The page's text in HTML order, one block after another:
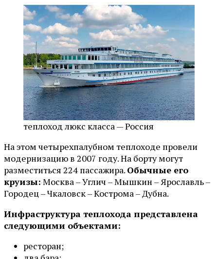
теплоход люкс класса — Россия
На этом четырехпалубном теплоходе провели
модернизацию в 2007 году. На борту могут
разместиться 224 пассажира. Обычные его
круизы: Москва – Углич – Мышкин – Ярославль –
Городец – Чкаловск – Кострома – Дубна.
Инфраструктура теплохода представлена
следующими объектами:
ресторан;